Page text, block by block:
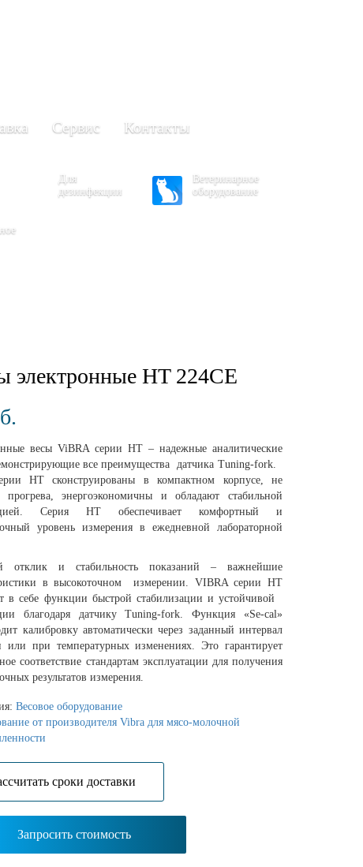
Сервис Контакты
Для
дезинфекции
Ветеринарное
оборудование
электронные HT 224CE
весы ViBRA серии HT – надежные аналитические
все преимущества датчика Tuning-fork.
НТ сконструированы в компактном корпусе, не
прогрева, энергоэкономичны и обладают стабильной
Cерия НТ обеспечивает комфортный и
уровень измерения в ежедневной лабораторной
отклик и стабильность показаний – важнейшие
в высокоточном измерении. VIBRA серии HT
в себе функции быстрой стабилизации и устойчивой
благодаря датчику Tuning-fork. Функция «Se-cal»
калибровку автоматически через заданный интервал
или при температурных изменениях. Это гарантирует
соответствие стандартам эксплуатации для получения
результатов измерения.
Весовое оборудование
от производителя Vibra для мясо-молочной
сроки доставки
Запросить стоимость